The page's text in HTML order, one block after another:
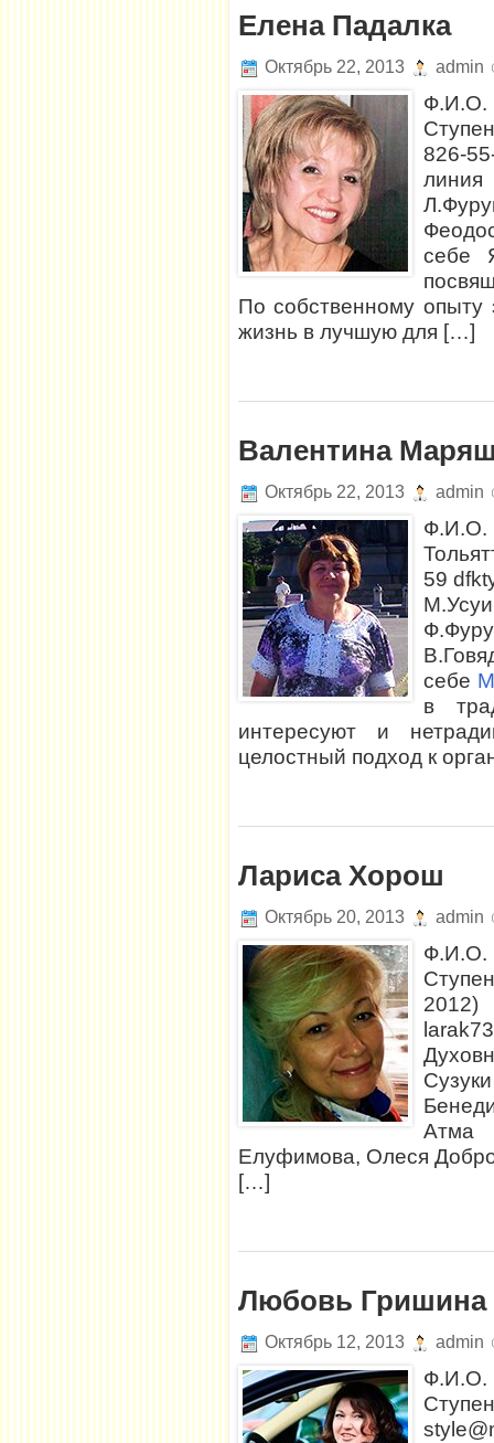
Елена Падалка
Октябрь 22, 2013 admin
Ф.И.О.
826-
себе
По собственному опыту
жизнь в лучшую для […]
Валентина
Октябрь 22, 2013 admin
59
себе
в
интересуют и
целостный подход к
Лариса Хорош
Октябрь 20, 2013 admin
Атма
Елуфимова, Олеся
[…]
Любовь Гришина
Октябрь 12, 2013 admin
Ф.И.О.